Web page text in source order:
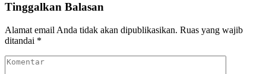
Tinggalkan Balasan
Alamat email Anda tidak akan dipublikasikan. Ruas yang wajib
ditandai *